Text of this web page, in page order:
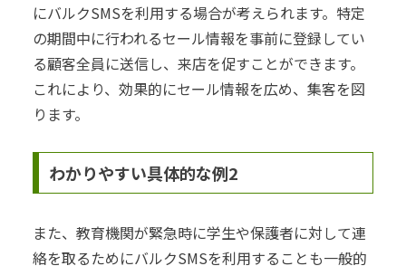
にバルクSMSを利用する場合が考えられます。特定
の期間中に行われるセール情報を事前に登録してい
る顧客全員に送信し、来店を促すことができます。
これにより、効果的にセール情報を広め、集客を図
ります。
わかりやすい具体的な例2
また、教育機関が緊急時に学生や保護者に対して連
絡を取るためにバルクSMSを利用することも一般的